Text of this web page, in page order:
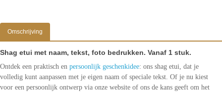
Omschrijving
Shag etui met naam, tekst, foto bedrukken. Vanaf 1 stuk.
Ontdek een praktisch en persoonlijk geschenkidee: ons shag etui, dat je
volledig kunt aanpassen met je eigen naam of speciale tekst. Of je nu kiest
voor een persoonlijk ontwerp via onze website of ons de kans geeft om het